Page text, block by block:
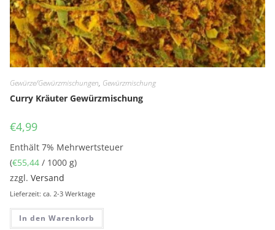
Gewürze/Gewürzmischungen, Gewürzmischung
Curry Kräuter Gewürzmischung
€4,99
Enthält 7% Mehrwertsteuer
(€55,44 / 1000 g)
zzgl.Versand
Lieferzeit: ca. 2-3 Werktage
In den Warenkorb